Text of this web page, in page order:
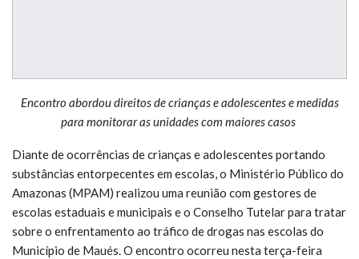
Encontro abordou direitos de crianças e adolescentes e medidas
para monitorar as unidades com maiores casos
Diante de ocorrências de crianças e adolescentes portando
substâncias entorpecentes em escolas, o Ministério Público do
Amazonas (MPAM) realizou uma reunião com gestores de
escolas estaduais e municipais e o Conselho Tutelar para tratar
sobre o enfrentamento ao tráfico de drogas nas escolas do
Município de Maués. O encontro ocorreu nesta terça-feira